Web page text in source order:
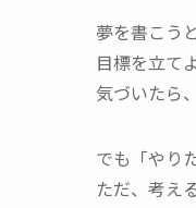
夢を書こう
目標を立て
気づいたら
でも「やり
ただ、考え